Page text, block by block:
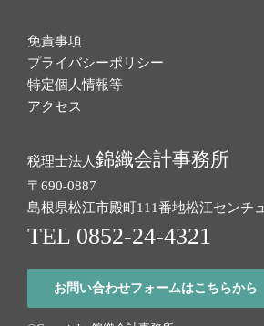
免責事項
プライバシーポリシー
特定個人情報等
アクセス
税理士法人錦織会計事務所
〒690-0887
島根県松江市殿町111番地松江センチ
TEL 0852-24-4321
お問い合わせフォームはこちらから